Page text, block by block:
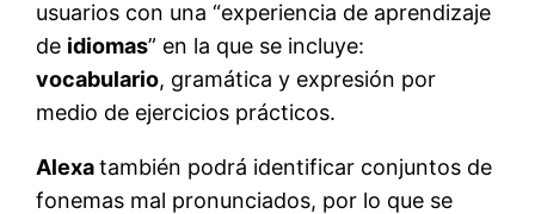
usuarios con una “experiencia de aprendizaje
de idiomas” en la que se incluye:
vocabulario, gramática y expresión por
medio de ejercicios prácticos.
Alexatambién podrá identificar conjuntos de
fonemas mal pronunciados, por lo que se